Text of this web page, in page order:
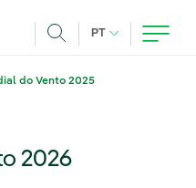
PT IDIOMA ATUAL,
do Vento 2025
2026